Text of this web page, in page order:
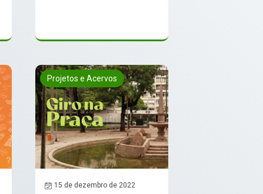
Projetos e Acervos
15 de dezembro de 2022